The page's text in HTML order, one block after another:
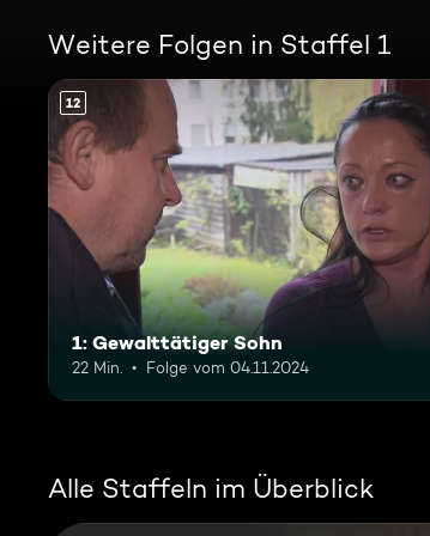
Weitere Folgen in Staffel 1
12
1: Gewalttätiger Sohn
22 Min. Folge vom 04.11.2024
Alle Staffeln im Überblick